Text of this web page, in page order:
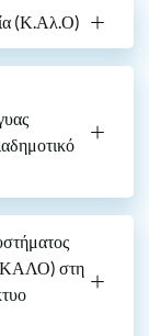
(Κ.Αλ.Ο)
(ΚΑΛΟ) στη